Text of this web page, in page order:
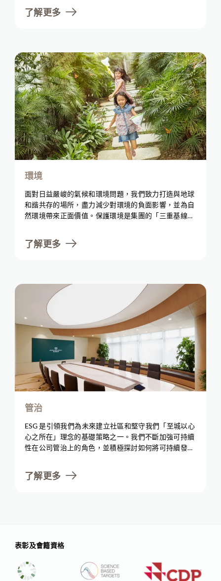
化的客戶和社區需求，我們採用了先進技術並進行可持
續投資。
了解更多
環境
面對日益嚴峻的氣候和環境問題，我們致力打造與地球
和諧共存的場所，盡力減少對環境的負面影響，並為自
然環境帶來正面價值。保護環境是集團的「三重基線」
對肩負環境責任的承諾。我們展望實現一個可持續地發
展的世界，因而積極努力在整個價值鏈上減少碳排放、
了解更多
管治
ESG 是引領我們為未來建立社區和堅守我們「至城以心
心之所在」理念的基礎策略之一。我們不斷加強可持續
性在公司管治上的角色，並積極探討如何將可持續發展
有效的 ESG 管治和知識的轉移，我們建構了一個綜合
和強健的 ESG 管治體系，涵蓋了不同與企業可持續發
了解更多
表彰及會籍資格